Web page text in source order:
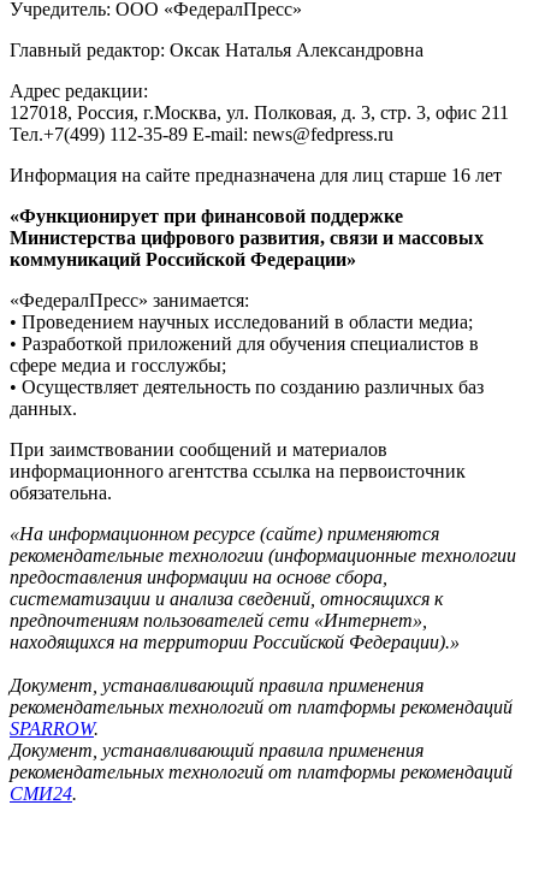
Учредитель: ООО «ФедералПресс»
Главный редактор: Оксак Наталья Александровна
Адрес редакции:
127018, Россия, г.Москва, ул. Полковая, д. 3, стр. 3, офис 211
Тел.+7(499) 112-35-89 E-mail: news@fedpress.ru
Информация на сайте предназначена для лиц старше 16 лет
«Функционирует при финансовой поддержке
Министерства цифрового развития, связи и массовых
коммуникаций Российской Федерации»
«ФедералПресс» занимается:
• Проведением научных исследований в области медиа;
• Разработкой приложений для обучения специалистов в
сфере медиа и госслужбы;
• Осуществляет деятельность по созданию различных баз
данных.
При заимствовании сообщений и материалов
информационного агентства ссылка на первоисточник
обязательна.
«На информационном ресурсе (сайте) применяются
рекомендательные технологии (информационные технологии
предоставления информации на основе сбора,
систематизации и анализа сведений, относящихся к
предпочтениям пользователей сети «Интернет»,
находящихся на территории Российской Федерации).»
Документ, устанавливающий правила применения
рекомендательных технологий от платформы рекомендаций
SPARROW.
Документ, устанавливающий правила применения
рекомендательных технологий от платформы рекомендаций
СМИ24.